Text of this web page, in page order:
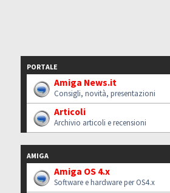
PORTALE
Amiga News.it
Consigli, novità, presentazioni
Articoli
Archivio articoli e recensioni
AMIGA
Amiga OS 4.x
Software e hardware per OS4.x